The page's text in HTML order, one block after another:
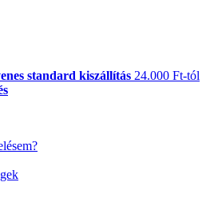
standard kiszállítás 24.000 Ft-tól